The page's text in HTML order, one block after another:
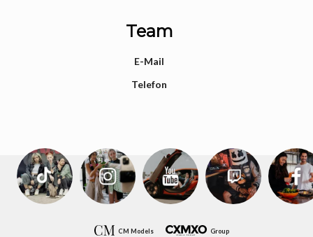
Team
E-Mail
Telefon
CM Models Group